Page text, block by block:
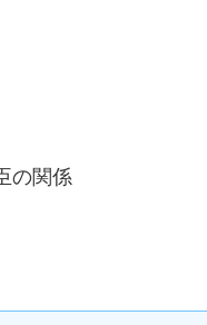
の関係